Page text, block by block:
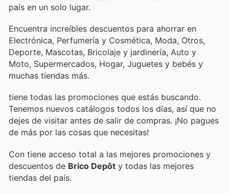
país en un solo lugar.
Encuentra increíbles descuentos para ahorrar en
Electrónica, Perfumería y Cosmética, Moda, Otros,
Deporte, Mascotas, Bricolaje y jardinería, Auto y
Moto, Supermercados, Hogar, Juguetes y bebés y
muchas tiendas más.
tiene todas las promociones que estás buscando.
Tenemos nuevos catálogos todos los días, así que no
dejes de visitar antes de salir de compras. ¡No pagues
de más por las cosas que necesitas!
Con tiene acceso total a las mejores promociones y
descuentos de Brico Depôt y todas las mejores
tiendas del país.